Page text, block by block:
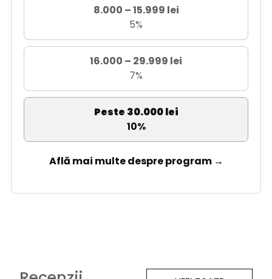
8.000 – 15.999 lei
5%
16.000 – 29.999 lei
7%
Peste 30.000 lei
10%
Află mai multe despre program →